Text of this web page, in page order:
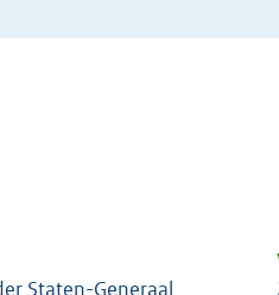
Staten-Generaal